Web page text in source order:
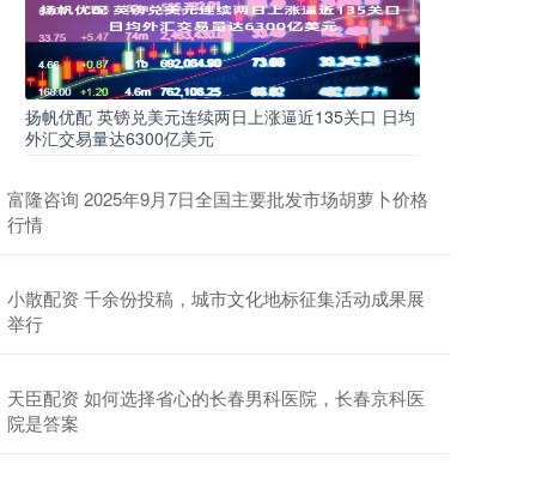
扬帆优配 英镑兑美元连续两日上涨逼近135关口 日均
外汇交易量达6300亿美元
富隆咨询 2025年9月7日全国主要批发市场胡萝卜价格
行情
小散配资 千余份投稿，城市文化地标征集活动成果展
举行
天臣配资 如何选择省心的长春男科医院，长春京科医
院是答案